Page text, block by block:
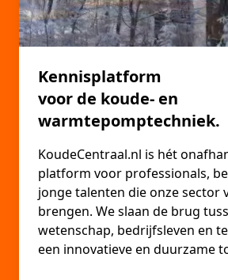
Kennisplatform
voor de koude- en
warmtepomptechniek.
KoudeCentraal.nl is hét
platform voor professionals,
jonge talenten die onze sector
brengen. We slaan de brug
wetenschap, bedrijfsleven en
een innovatieve en duurzame